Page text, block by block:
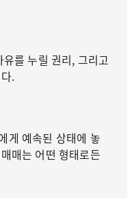
를 누릴 권리, 그리고
.
게 예속된 상태에 놓
매는 어떤 형태로든